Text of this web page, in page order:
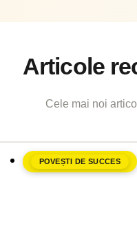
Articole
Cele mai noi
POVEȘTI DE SUCCES